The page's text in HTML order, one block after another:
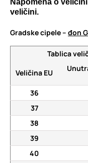
Napomena o
veličini.
Gradske cipele – đon
Tablica
Veličina EU
36
37
38
39
40